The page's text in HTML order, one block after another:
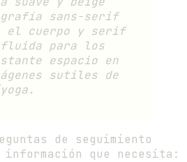
sans-serif
el cuerpo y serif
fluida para los
espacio en
sutiles de
de seguimiento
que necesita: